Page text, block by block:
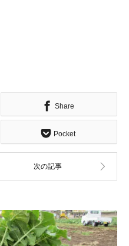
Share
Pocket